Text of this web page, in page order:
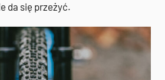
da się przeżyć.